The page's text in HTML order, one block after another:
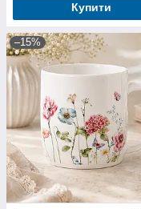
Купити
–15%